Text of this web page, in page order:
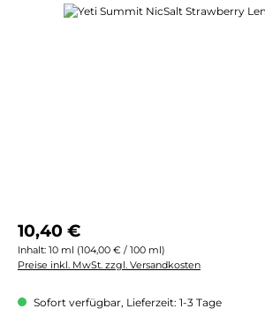
Bildergalerie überspringen
Regulärer Preis:
10,40 €
Inhalt: 10 ml (104,00 € / 100 ml)
Preise inkl. MwSt. zzgl. Versandkosten
Sofort verfügbar, Lieferzeit: 1-3 Tage